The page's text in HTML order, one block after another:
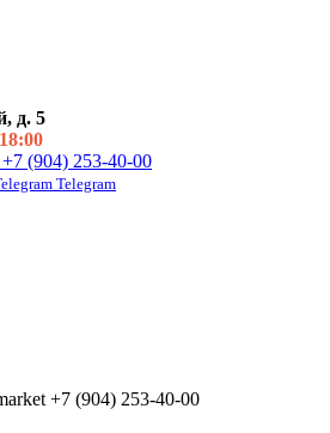
д. 5
+7 (904) 253-40-00
Telegram
+7 (904) 253-40-00